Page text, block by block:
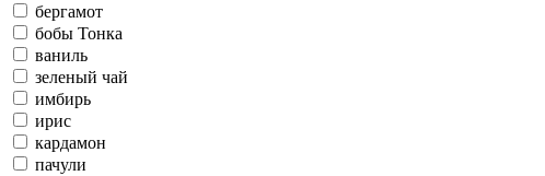
бергамот
бобы Тонка
ваниль
зеленый чай
имбирь
ирис
кардамон
пачули